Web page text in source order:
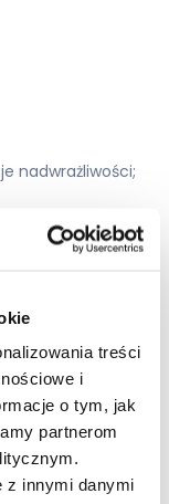
treści
i
o tym, jak
partnerom
z innymi danymi
nadwrażliwości;
wątrobowych;